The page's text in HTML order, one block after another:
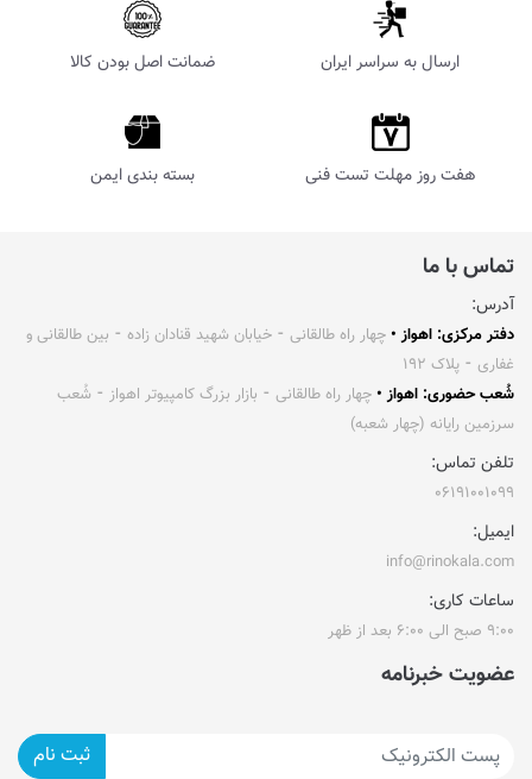
ارسال به سراسر ایران ضمانت اصل بودن کالا
هفت روز مهلت تست فنی بسته بندی ایمن
تماس با ما
آدرس:
دفتر مرکزی: اهواز • چهار راه طالقانی ⁃ خیابان شهید قنادان زاده ⁃ بین طالقانی و
غفاری ⁃ پلاک ۱۹۲
شُعب حضوری: اهواز • چهار راه طالقانی ⁃ بازار بزرگ کامپیوتر اهواز ⁃ شُعب
سرزمین رایانه (چهار شعبه)
تلفن تماس:
۰۶۱۹۱۰۰۱۰۹۹
ایمیل:
info@rinokala.com
ساعات کاری:
۹:۰۰ صبح الی ۶:۰۰ بعد از ظهر
عضویت خبرنامه
ثبت نام